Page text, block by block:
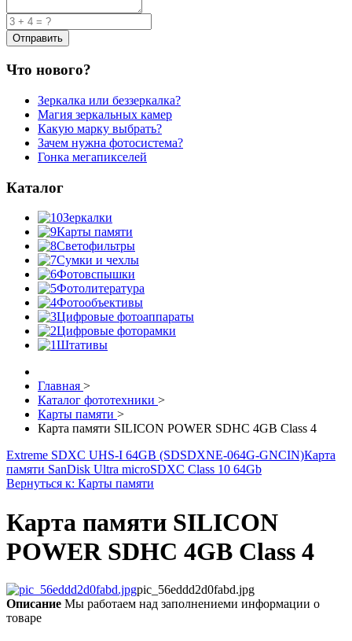
Что нового?
Зеркалка или беззеркалка?
Магия зеркальных камер
Какую марку выбрать?
Зачем нужна фотосистема?
Гонка мегапикселей
Каталог
Зеркалки
Карты памяти
Светофильтры
Сумки и чехлы
Фотовспышки
Фотолитература
Фотообъективы
Цифровые фотоаппараты
Цифровые фоторамки
Штативы
Главная >
Каталог фототехники >
Карты памяти >
Карта памяти SILICON POWER SDHC 4GB Class 4
Extreme SDXC UHS-I 64GB (SDSDXNE-064G-GNCIN)Карта
памяти SanDisk Ultra microSDXC Class 10 64Gb
Вернуться к: Карты памяти
Карта памяти SILICON
POWER SDHC 4GB Class 4
pic_56eddd2d0fabd.jpg
Описание Мы работаем над заполнениеми информации о
товаре